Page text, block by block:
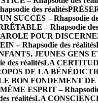
des réalités
SUCCÈS – Rhapsodie
– Rhapsodie
POUR
– Rhapsodie des réalités
JEUNES GENS
des réalitésLA
DE LA
BON FONDEMENT DE
ESPRIT –
réalitésLA